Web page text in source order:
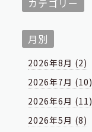
月別
2026年8月 (2)
2026年7月 (10)
2026年6月 (11)
2026年5月 (8)